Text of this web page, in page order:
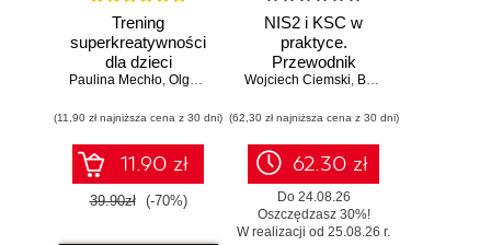
Trening
superkreatywności
dla dzieci
Paulina Mechło, Olga Geppert
(11,90 zł najniższa cena z 30 dni)
11.90 zł
39.90zł (-70%)
NIS2 i KSC w
praktyce.
Przewodnik
wdrożeniowy dla
Wojciech Ciemski, Bartłomiej Wieczorek
(62,30 zł najniższa cena z 30 dni)
62.30 zł
Do 24.08.26
Oszczędzasz 30%!
W realizacji od 25.08.26 r.